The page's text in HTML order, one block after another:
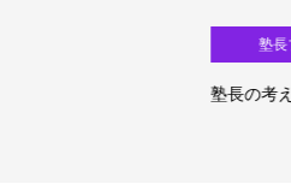
塾長の考え（生成ＡＩ活用）③